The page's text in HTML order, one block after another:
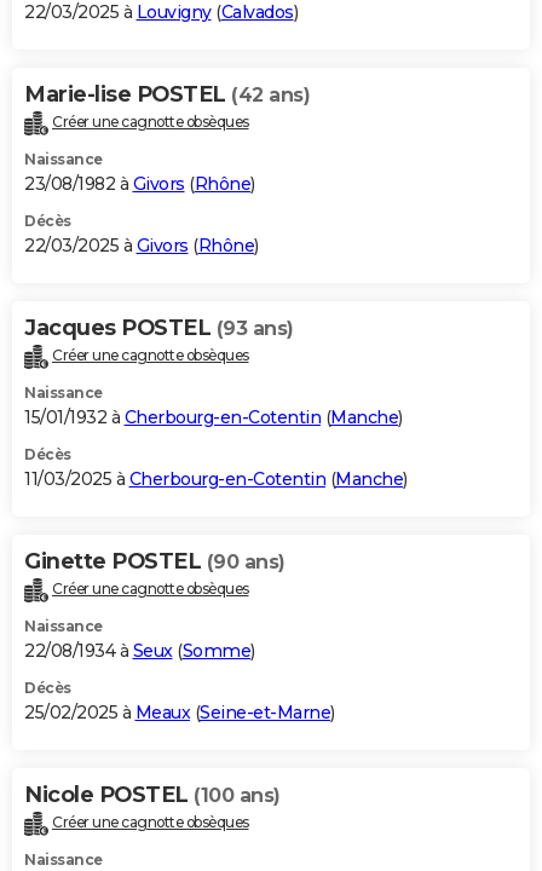
22/03/2025 à Louvigny(Calvados)
Marie-lise POSTEL (42 ans)
Créer une cagnotte obsèques
Naissance
23/08/1982 à Givors (Rhône)
Décès
22/03/2025 à Givors (Rhône)
Jacques POSTEL (93 ans)
Créer une cagnotte obsèques
Naissance
15/01/1932 à Cherbourg-en-Cotentin (Manche)
Décès
11/03/2025 à Cherbourg-en-Cotentin (Manche)
Ginette POSTEL (90 ans)
Créer une cagnotte obsèques
Naissance
22/08/1934 à Seux(Somme)
Décès
25/02/2025 à Meaux(Seine-et-Marne)
Nicole POSTEL (100 ans)
Créer une cagnotte obsèques
Naissance